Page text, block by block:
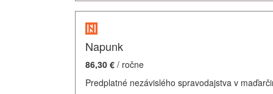
Napunk
86,30 € / ročne
Predplatné nezávislého spravodajstva v